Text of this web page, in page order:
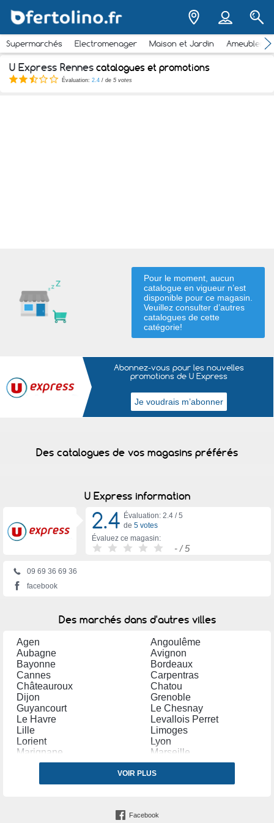
Supermarchés Electromenager Maison et Jardin
U Express Rennes catalogues et promotions
Évaluation: 2.4 / de 5 votes
Pour le moment, aucun
catalogue en vigueur n’est
disponible pour ce magasin.
Veuillez consulter d’autres
catalogues de cette
catégorie!
Abonnez-vous pour les nouvelles
promotions de U Express
Des catalogues de vos magasins préférés
U Express information
2.4 Évaluation: 2.4 /5
de 5 votes
Évaluez ce magasin:
- / 5
09 69 36 69 36
facebook
Des marchés dans d'autres villes
Agen
Angoulême
Aubagne
Avignon
Bayonne
Bordeaux
Cannes
Carpentras
Châteauroux
Chatou
Dijon
Grenoble
Guyancourt
Le Chesnay
Le Havre
Levallois Perret
Lille
Limoges
Lorient
Lyon
Marignane
Marseille
Menton
Nantes
Neuilly sur Marne
Neuilly sur Seine
VOIR PLUS
Facebook